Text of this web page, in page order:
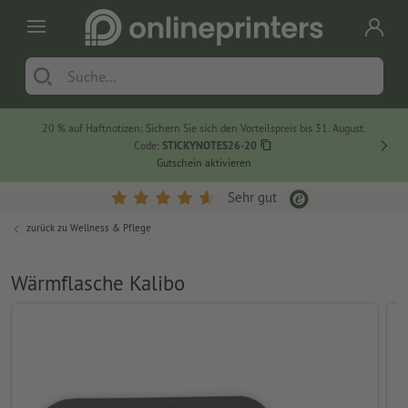
20 % auf Haftnotizen: Sichern Sie sich den Vorteilspreis bis 31. August.
Code: STICKYNOTES26-20
Gutschein aktivieren
Sehr gut
zurück zu Wellness & Pflege
Wärmflasche Kalibo